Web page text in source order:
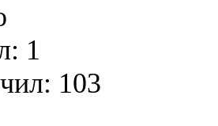
1
103